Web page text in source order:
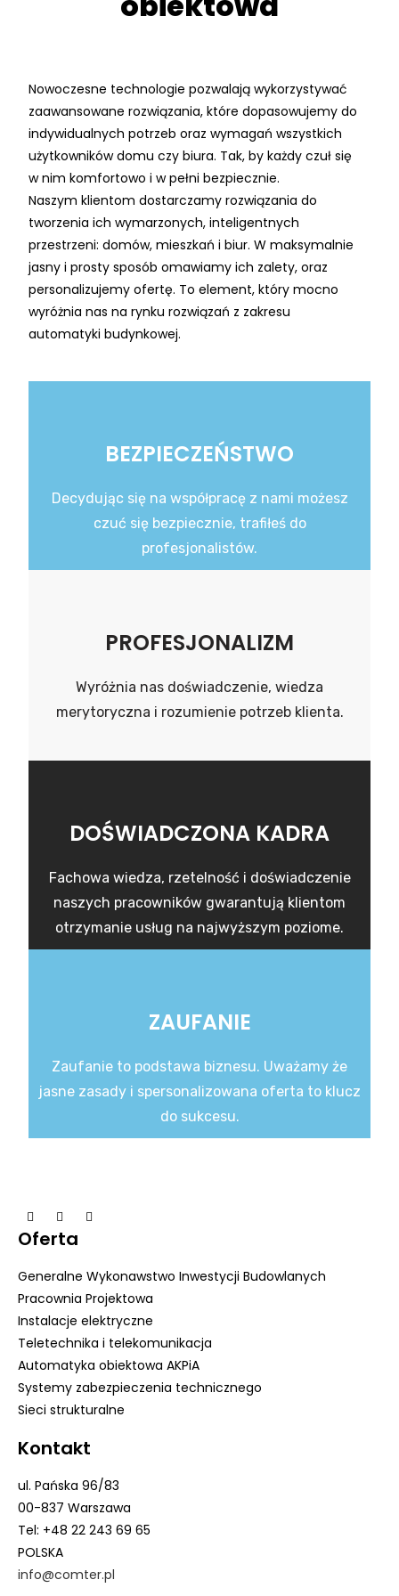
Nowoczesne technologie pozwalają wykorzystywać
zaawansowane rozwiązania, które dopasowujemy do
indywidualnych potrzeb oraz wymagań wszystkich
użytkowników domu czy biura. Tak, by każdy czuł się
w nim komfortowo i w pełni bezpiecznie.
Naszym klientom dostarczamy rozwiązania do
tworzenia ich wymarzonych, inteligentnych
przestrzeni: domów, mieszkań i biur. W maksymalnie
jasny i prosty sposób omawiamy ich zalety, oraz
personalizujemy ofertę. To element, który mocno
wyróżnia nas na rynku rozwiązań z zakresu
automatyki budynkowej.
BEZPIECZEŃSTWO
Decydując się na współpracę z nami możesz
czuć się bezpiecznie, trafiłeś do
profesjonalistów.
PROFESJONALIZM
Wyróżnia nas doświadczenie, wiedza
merytoryczna i rozumienie potrzeb klienta.
DOŚWIADCZONA KADRA
Fachowa wiedza, rzetelność i doświadczenie
naszych pracowników gwarantują klientom
otrzymanie usług na najwyższym poziome.
ZAUFANIE
Zaufanie to podstawa biznesu. Uważamy że
jasne zasady i spersonalizowana oferta to klucz
do sukcesu.
Oferta
Generalne Wykonawstwo Inwestycji Budowlanych
Pracownia Projektowa
Instalacje elektryczne
Teletechnika i telekomunikacja
Automatyka obiektowa AKPiA
Systemy zabezpieczenia technicznego
Sieci strukturalne
Kontakt
ul. Pańska 96/83
00-837 Warszawa
Tel: +48 22 243 69 65
POLSKA
info@comter.pl